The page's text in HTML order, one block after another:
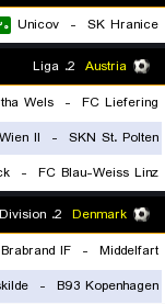
SK Hranice
-
Unicov
Austria
FC Liefering
-
Wels
SKN St. Polten
-
II
FC Blau-Weiss Linz
-
Denmark
Middelfart
-
Brabrand IF
B93 Kopenhagen
-